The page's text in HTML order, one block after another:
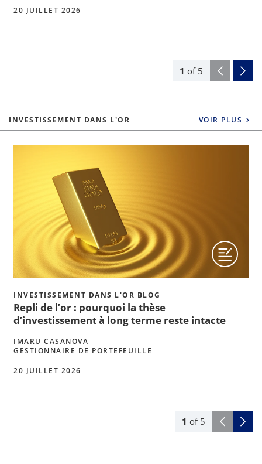
1 of 5
20 JUILLET 2026
INVESTISSEMENT DANS L'OR VOIR PLUS
1 of 5
INVESTISSEMENT DANS L'OR BLOG
Repli de l’or : pourquoi la thèse
d’investissement à long terme reste intacte
IMARU CASANOVA
GESTIONNAIRE DE PORTEFEUILLE
20 JUILLET 2026